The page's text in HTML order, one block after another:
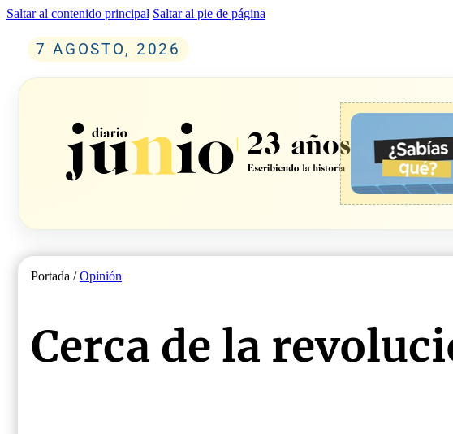
Saltar al contenido principal Saltar al pie de página
7 AGOSTO, 2026
Portada /Opinión
Cerca de la